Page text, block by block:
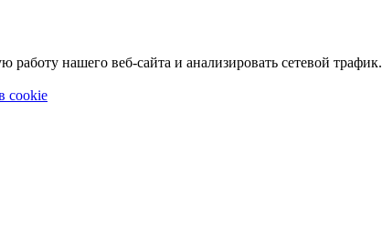
нашего веб-сайта и анализировать сетевой трафик.
cookie